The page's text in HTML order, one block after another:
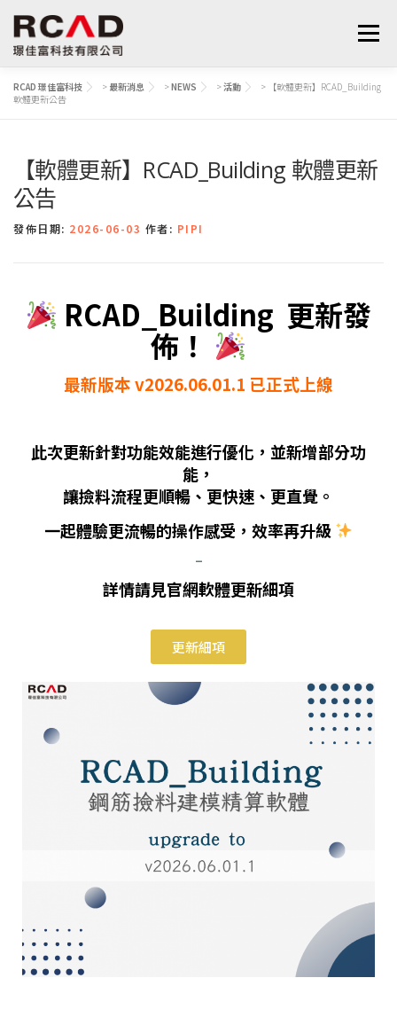
選單
最新消息
支援與學習 關於我們 聯絡我們 鋼筋學堂
RCAD 璟佳富科技 > 最新消息 >NEWS >活動 > 【軟體更新】RCAD_Building
軟體更新公告
【軟體更新】RCAD_Building 軟體更新
公告
發佈日期: 2026-06-03 作者: PIPI
RCAD_Building 更新發
佈！
最新版本 v2026.06.01.1 已正式上線
此次更新針對功能效能進行優化，並新增部分功
能，
讓撿料流程更順暢、更快速、更直覺。
一起體驗更流暢的操作感受，效率再升級
–
詳情請見官網軟體更新細項
更新細項